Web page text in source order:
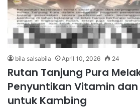
bila salsabila April 10, 2026 24
Rutan Tanjung Pura
Penyuntikan Vitamin
untuk Kambing